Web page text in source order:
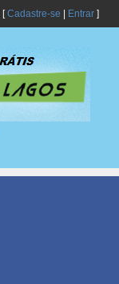
[Cadastre-se Entrar]